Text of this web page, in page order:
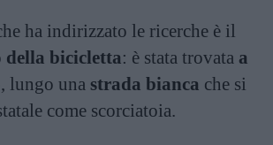
ha indirizzato le ricerche è il
bicicletta: è stata trovata a
, lungo una strada bianca che si
come scorciatoia.